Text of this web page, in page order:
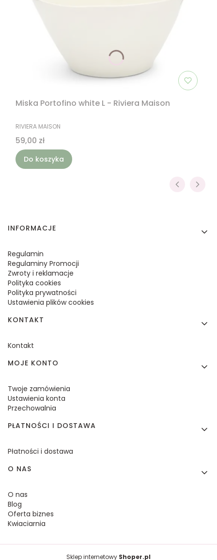
Miska Portofino white L - Riviera Maison
PRODUCENT
RIVIERA MAISON
Cena
59,00 zł
Do koszyka
Linki w stopce
INFORMACJE
Regulamin
Regulaminy Promocji
Zwroty i reklamacje
Polityka cookies
Polityka prywatności
Ustawienia plików cookies
KONTAKT
Kontakt
MOJE KONTO
Twoje zamówienia
Ustawienia konta
Przechowalnia
PŁATNOŚCI I DOSTAWA
Płatności i dostawa
O NAS
O nas
Blog
Oferta biznes
Kwiaciarnia
Sklep internetowy Shoper.pl